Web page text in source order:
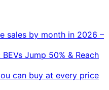
sales by month in 2026 –
Jump 50% & Reach
can buy at every price